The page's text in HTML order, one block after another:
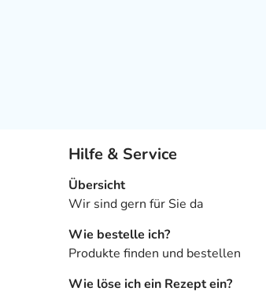
Hilfe & Service
Übersicht
Wir sind gern für Sie da
Wie bestelle ich?
Produkte finden und bestellen
Wie löse ich ein Rezept ein?